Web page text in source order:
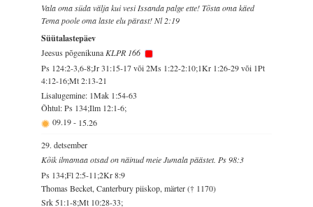
Vala oma süda välja kui vesi Issanda palge ette! Tõsta oma käed
Tema poole oma laste elu pärast! Nl 2:19
Süütalastepäev
Jeesus põgenikuna KLPR 166
Ps 124:2-3,6-8;Jr 31:15-17 või 2Ms 1:22-2:10;1Kr 1:26-29 või 1Pt
4:12-16;Mt 2:13-21
Lisalugemine: 1Mak 1:54-63
Õhtul: Ps 134;Ilm 12:1-6;
09.19- 15.26
29. detsember
Kõik ilmamaa otsad on näinud meie Jumala päästet. Ps 98:3
Ps 134;Fl 2:5-11;2Kr 8:9
Thomas Becket, Canterbury piiskop, märter († 1170)
Srk 51:1-8;Mt 10:28-33;